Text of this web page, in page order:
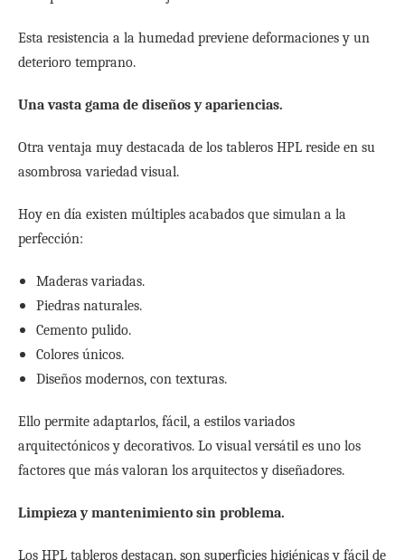
Esta resistencia a la humedad previene deformaciones y un
deterioro temprano.
Una vasta gama de diseños y apariencias.
Otra ventaja muy destacada de los tableros HPL reside en su
asombrosa variedad visual.
Hoy en día existen múltiples acabados que simulan a la
perfección:
Maderas variadas.
Piedras naturales.
Cemento pulido.
Colores únicos.
Diseños modernos, con texturas.
Ello permite adaptarlos, fácil, a estilos variados
arquitectónicos y decorativos. Lo visual versátil es uno los
factores que más valoran los arquitectos y diseñadores.
Limpieza y mantenimiento sin problema.
Los HPL tableros destacan, son superficies higiénicas y fácil de